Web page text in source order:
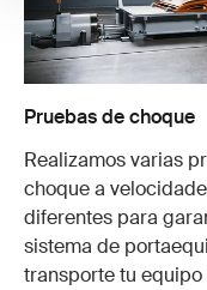
Pruebas de choque
Realizamos varias
choque a
diferentes para
sistema de
transporte tu